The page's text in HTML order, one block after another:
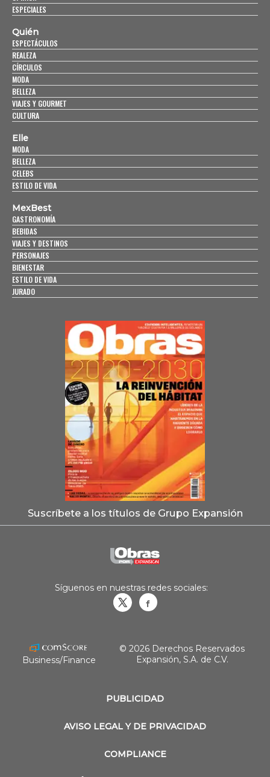
ESPECIALES
Quién
ESPECTÁCULOS
REALEZA
CÍRCULOS
MODA
BELLEZA
VIAJES Y GOURMET
CULTURA
Elle
MODA
BELLEZA
CELEBS
ESTILO DE VIDA
MexBest
GASTRONOMÍA
BEBIDAS
VIAJES Y DESTINOS
PERSONAJES
BIENESTAR
ESTILO DE VIDA
JURADO
Suscríbete a los títulos de Grupo Expansión
PUBLICIDAD
AVISO LEGAL Y DE PRIVACIDAD
COMPLIANCE
Síguenos en nuestras redes sociales:
Business/Finance
© 2026 Derechos Reservados
Expansión, S.A. de C.V.